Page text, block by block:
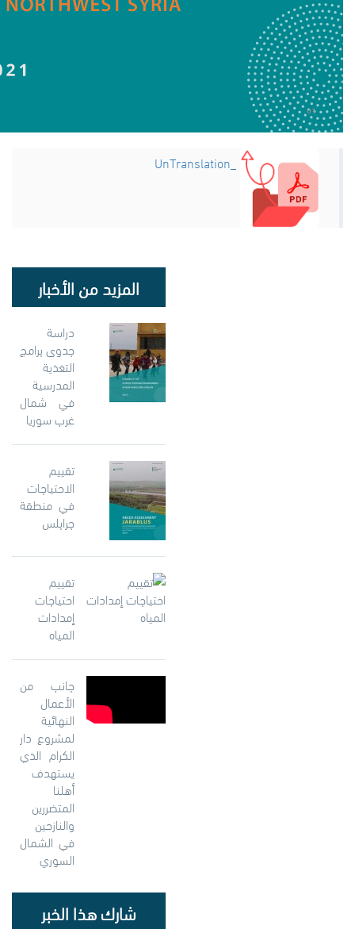
المزيد من الأخبار
دراسة
جدوى برامج
التغذية
المدرسية
في شمال
غرب سوريا
تقييم
الاحتياجات
في منطقة
جرابلس
تقييم
احتياجات
إمدادات
المياه
جانب من
الأعمال
النهائية
لمشروع دار
الكرام الذي
يستهدف
أهلنا
المتضررين
والنازحين
في الشمال
السوري
شارك هذا الخبر